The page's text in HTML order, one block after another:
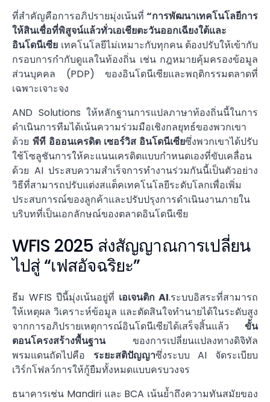
ที่สำคัญคือการอภิปรายมุ่งเน้นที่ “การพัฒนาเทคโนโลยีการ
ให้สินเชื่อที่พิสูจน์แล้วทั่วเอเชียตะวันออกเฉียงใต้และ
อินโดนีเซีย เทคโนโลยีไม่เหมาะกับทุกคน ต้องปรับให้เข้ากับ
กรอบการกำกับดูแลในท้องถิ่น เช่น กฎหมายคุ้มครองข้อมูล
ส่วนบุคคล (PDP) ของอินโดนีเซียและพฤติกรรมตลาดที่
เฉพาะเจาะจง
AND Solutions ให้หลักฐานการแปลภาษาท้องถิ่นนี้ในการ
ดำเนินการทีมได้เน้นความร่วมมือเชิงกลยุทธ์ของพวกเขา
ด้วย พีที อิออนเครดิต เซอร์วิส อินโดนีเซียซึ่งพวกเขาได้ปรับ
ใช้โซลูชันการให้คะแนนเครดิตแบบกำหนดเองที่ขับเคลื่อน
ด้วย AI ประสบความสำเร็จการทำงานร่วมกันนี้เป็นตัวอย่าง
วิธีที่สามารถปรับแต่งสแต็คเทคโนโลยีระดับโลกเพื่อเพิ่ม
ประสบการณ์ของลูกค้าและปรับปรุงการดำเนินงานภายใน
บริบทที่เป็นเอกลักษณ์ของตลาดอินโดนีเซีย
WFIS 2025 ส่งสัญญาณการเปลี่ยน
ไปสู่ “เฟสอัจฉริยะ”
ธีม WFIS ปีนี้มุ่งเน้นอยู่ที่ เอเจนติก AI.ระบบอิสระที่สามารถ
ให้เหตุผล วิเคราะห์ข้อมูล และตัดสินใจทำนายได้ในระดับสูง
จากการอภิปรายเหตุการณ์อินโดนีเซียได้เสร็จสิ้นแล้ว ขั้น
ตอนโครงสร้างพื้นฐานของการเปลี่ยนแปลงทางดิจิทัล
พรมแดนถัดไปคือ ระยะสติปัญญาซึ่งระบบ AI จัดระเบียบ
เวิร์กโฟลว์การให้กู้ยืมทั้งหมดแบบครบวงจร
ธนาคารเช่น Mandiri และ BCA เน้นย้ำถึงความทันสมัยของ